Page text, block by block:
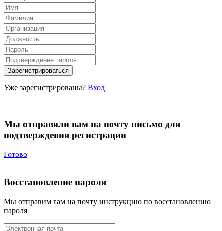
Уже зарегистрированы? Вход
Мы отправили вам на почту письмо для
подтверждения регистрации
Готово
Восстановление пароля
Мы отправим вам на почту инструкцию по восстановлению
пароля